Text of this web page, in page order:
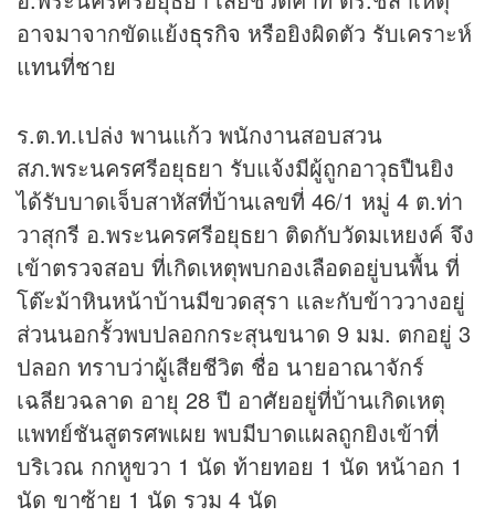
อาจมาจากขัดแย้งธุรกิจ หรือยิงผิดตัว รับเคราะห์
แทนที่ชาย
ร.ต.ท.เปล่ง พานแก้ว พนักงานสอบสวน
สภ.พระนครศรีอยุธยา รับแจ้งมีผู้ถูกอาวุธปืนยิง
ได้รับบาดเจ็บสาหัสที่บ้านเลขที่ 46/1 หมู่ 4 ต.ท่า
วาสุกรี อ.พระนครศรีอยุธยา ติดกับวัดมเหยงค์ จึง
เข้าตรวจสอบ ที่เกิดเหตุพบกองเลือดอยู่บนพื้น ที่
โต๊ะม้าหินหน้าบ้านมีขวดสุรา และกับข้าววางอยู่
ส่วนนอกรั้วพบปลอกกระสุนขนาด 9 มม. ตกอยู่ 3
ปลอก ทราบว่าผู้เสียชีวิต ชื่อ นายอาณาจักร์
เฉลียวฉลาด อายุ 28 ปี อาศัยอยู่ที่บ้านเกิดเหตุ
แพทย์ชันสูตรศพเผย พบมีบาดแผลถูกยิงเข้าที่
บริเวณ กกหูขวา 1 นัด ท้ายทอย 1 นัด หน้าอก 1
นัด ขาซ้าย 1 นัด รวม 4 นัด